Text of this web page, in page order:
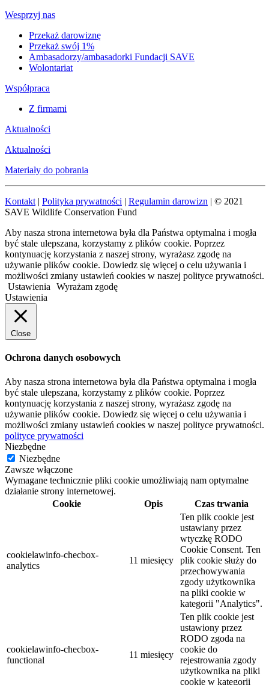
Wesprzyj nas
Przekaż darowiznę
Przekaż swój 1%
Ambasadorzy/ambasadorki Fundacji SAVE
Wolontariat
Współpraca
Z firmami
Aktualności
Aktualności
Materiały do pobrania
Kontakt | Polityka prywatności | Regulamin darowizn | © 2021
SAVE Wildlife Conservation Fund
Aby nasza strona internetowa była dla Państwa optymalna i mogła
być stale ulepszana, korzystamy z plików cookie. Poprzez
kontynuację korzystania z naszej strony, wyrażasz zgodę na
używanie plików cookie. Dowiedz się więcej o celu używania i
możliwości zmiany ustawień cookies w naszej polityce prywatności.
Ustawienia
Wyrażam zgodę
Ustawienia
Close
Ochrona danych osobowych
Aby nasza strona internetowa była dla Państwa optymalna i mogła
być stale ulepszana, korzystamy z plików cookie. Poprzez
kontynuację korzystania z naszej strony, wyrażasz zgodę na
używanie plików cookie. Dowiedz się więcej o celu używania i
możliwości zmiany ustawień cookies w naszej polityce prywatności.
polityce prywatności
Niezbędne
Niezbędne
Zawsze włączone
Wymagane technicznie pliki cookie umożliwiają nam optymalne
działanie strony internetowej.
Cookie
Opis Czas trwania
cookielawinfo-checbox-
analytics
11 miesięcy
Ten plik cookie jest
ustawiany przez
wtyczkę RODO
Cookie Consent. Ten
plik cookie służy do
przechowywania
zgody użytkownika
na pliki cookie w
kategorii "Analytics".
cookielawinfo-checbox-
functional
11 miesięcy
Ten plik cookie jest
ustawiony przez
RODO zgoda na
cookie do
rejestrowania zgody
użytkownika na pliki
cookie w kategorii